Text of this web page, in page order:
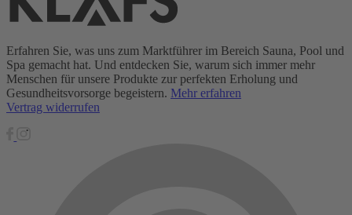
Erfahren Sie, was uns zum Marktführer im Bereich Sauna, Pool und
Spa gemacht hat. Und entdecken Sie, warum sich immer mehr
Menschen für unsere Produkte zur perfekten Erholung und
Gesundheitsvorsorge begeistern. Mehr erfahren
Vertrag widerrufen